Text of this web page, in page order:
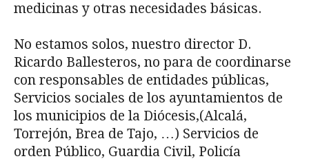
medicinas y otras necesidades básicas.
No estamos solos, nuestro director D.
Ricardo Ballesteros, no para de coordinarse
con responsables de entidades públicas,
Servicios sociales de los ayuntamientos de
los municipios de la Diócesis,(Alcalá,
Torrejón, Brea de Tajo, …) Servicios de
orden Público, Guardia Civil, Policía